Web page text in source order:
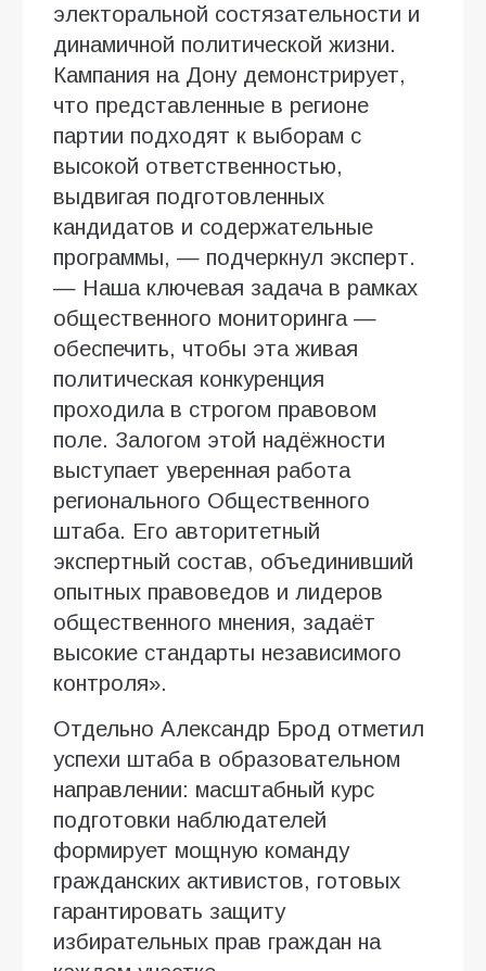
электоральной состязательности и
динамичной политической жизни.
Кампания на Дону демонстрирует,
что представленные в регионе
партии подходят к выборам с
высокой ответственностью,
выдвигая подготовленных
кандидатов и содержательные
программы, — подчеркнул эксперт.
— Наша ключевая задача в рамках
общественного мониторинга —
обеспечить, чтобы эта живая
политическая конкуренция
проходила в строгом правовом
поле. Залогом этой надёжности
выступает уверенная работа
регионального Общественного
штаба. Его авторитетный
экспертный состав, объединивший
опытных правоведов и лидеров
общественного мнения, задаёт
высокие стандарты независимого
контроля».
Отдельно Александр Брод отметил
успехи штаба в образовательном
направлении: масштабный курс
подготовки наблюдателей
формирует мощную команду
гражданских активистов, готовых
гарантировать защиту
избирательных прав граждан на